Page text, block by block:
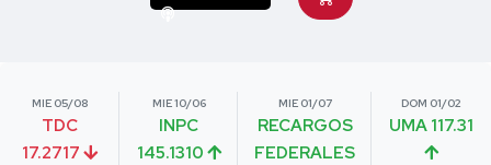
MIE 05/08
TDC
17.2717
MIE 10/06
INPC
145.1310
MIE 01/07
RECARGOS
FEDERALES
DOM 01/02
UMA 117.31